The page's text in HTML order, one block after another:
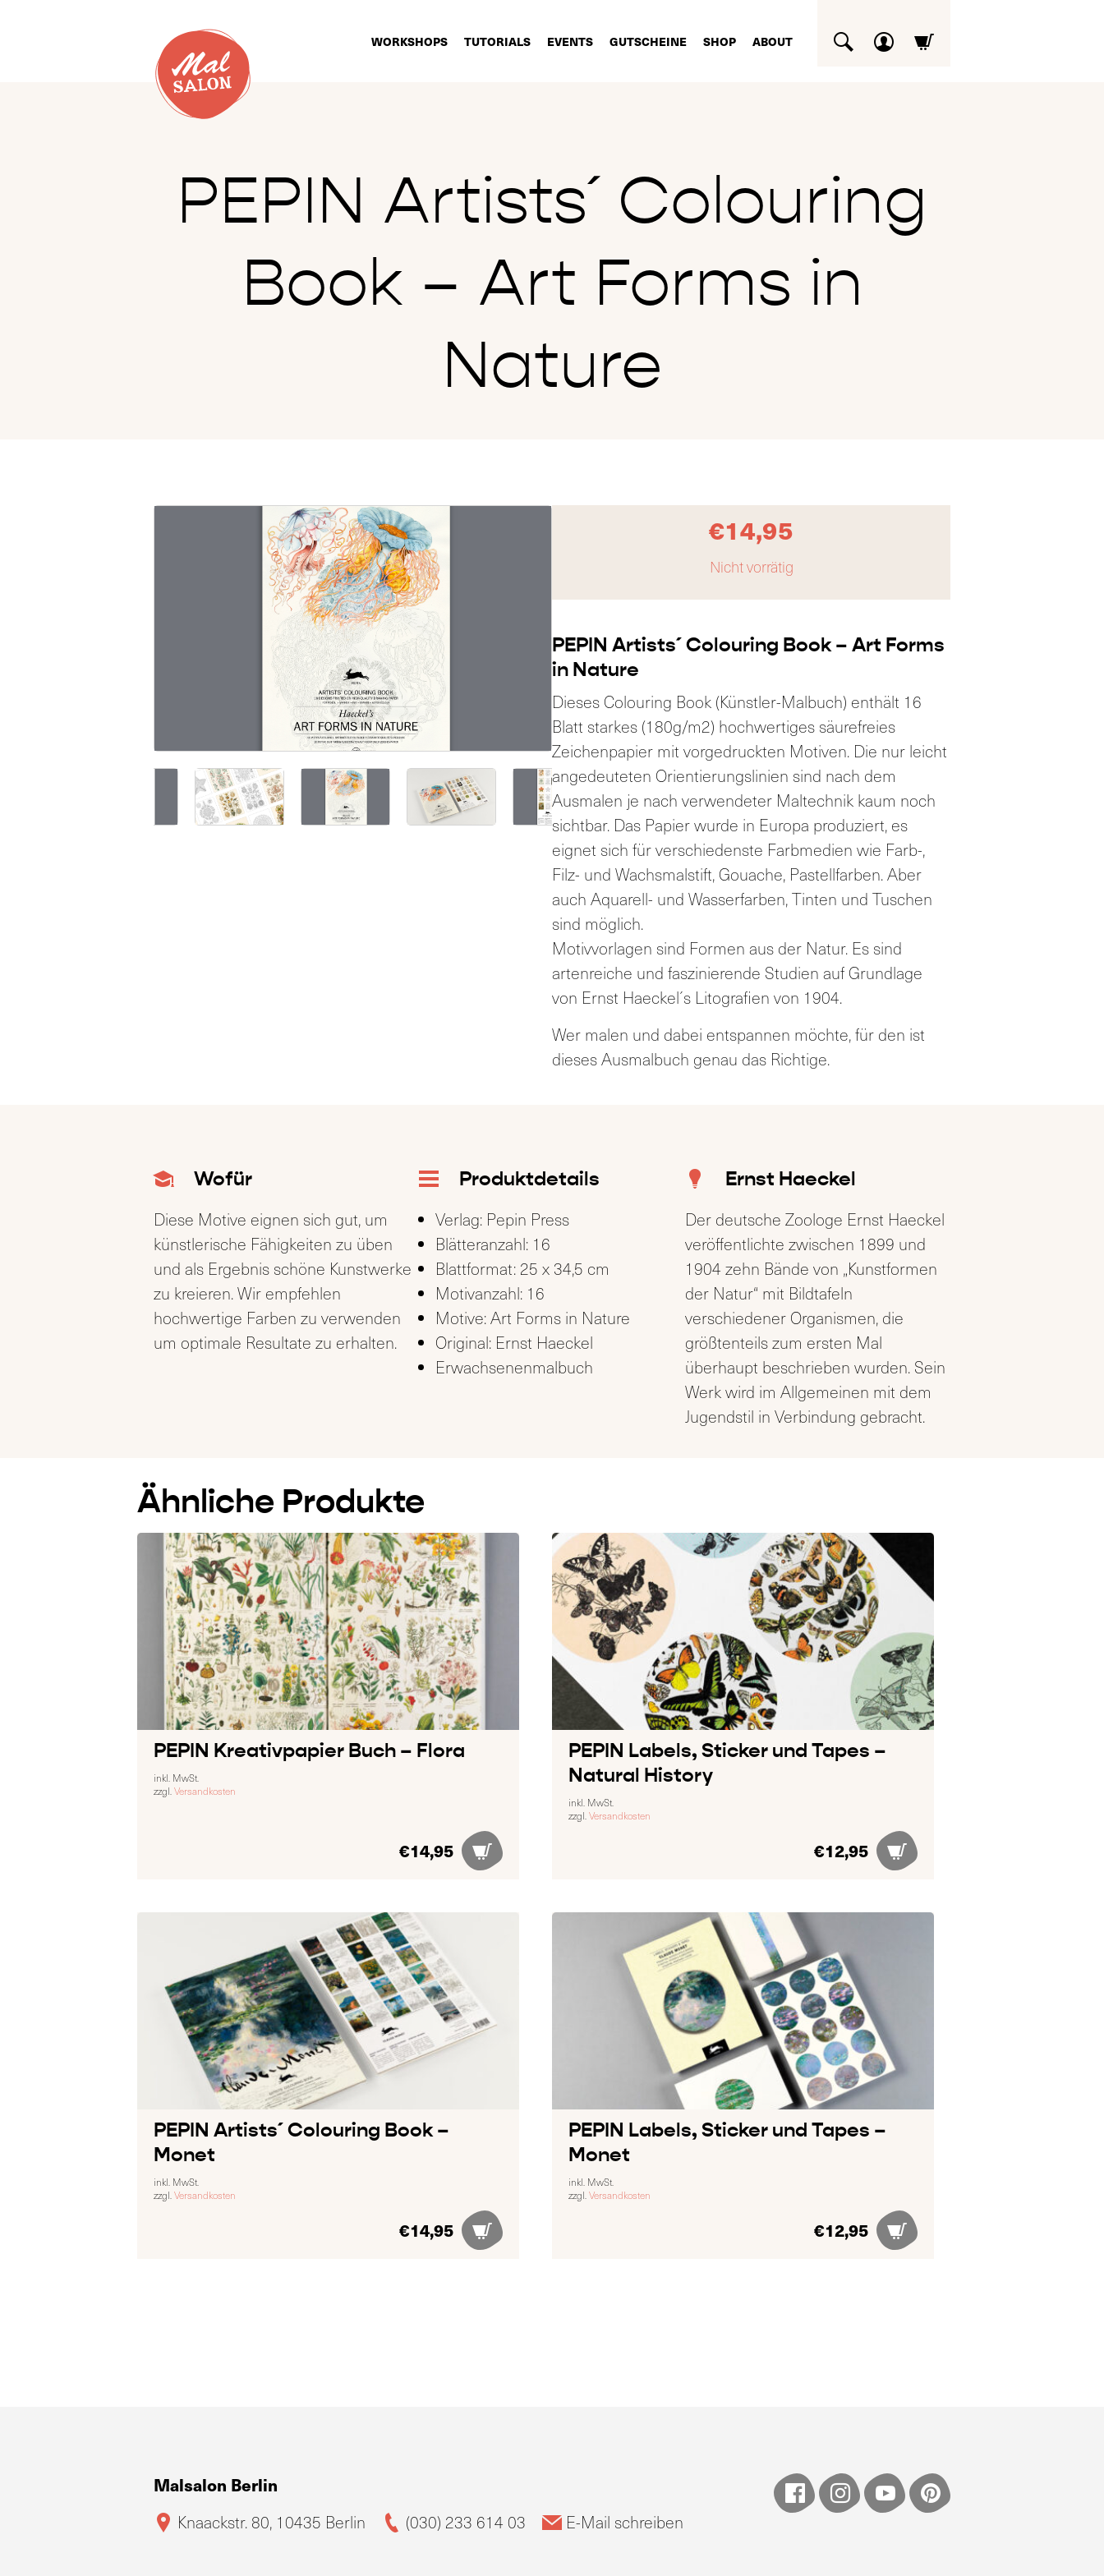
WORKSHOPS TUTORIALS EVENTS GUTSCHEINE SHOP ABOUT
PEPIN Artists´ Colouring
Book – Art Forms in
Nature
€14,95
Nicht vorrätig
PEPIN Artists´ Colouring Book – Art Forms
in Nature
Dieses Colouring Book (Künstler-Malbuch) enthält 16
Blatt starkes (180g/m2) hochwertiges säurefreies
Zeichenpapier mit vorgedruckten Motiven. Die nur leicht
angedeuteten Orientierungslinien sind nach dem
Ausmalen je nach verwendeter Maltechnik kaum noch
sichtbar. Das Papier wurde in Europa produziert, es
eignet sich für verschiedenste Farbmedien wie Farb-,
Filz- und Wachsmalstift, Gouache, Pastellfarben. Aber
auch Aquarell- und Wasserfarben, Tinten und Tuschen
sind möglich.
Motivvorlagen sind Formen aus der Natur. Es sind
artenreiche und faszinierende Studien auf Grundlage
von Ernst Haeckel´s Litografien von 1904.
Wer malen und dabei entspannen möchte, für den ist
dieses Ausmalbuch genau das Richtige.
Wofür
Diese Motive eignen sich gut, um
künstlerische Fähigkeiten zu üben
und als Ergebnis schöne Kunstwerke
zu kreieren. Wir empfehlen
hochwertige Farben zu verwenden
um optimale Resultate zu erhalten.
Produktdetails
Verlag: Pepin Press
Blätteranzahl: 16
Blattformat: 25 x 34,5 cm
Motivanzahl: 16
Motive: Art Forms in Nature
Original: Ernst Haeckel
Erwachsenenmalbuch
Ernst Haeckel
Der deutsche Zoologe Ernst Haeckel
veröffentlichte zwischen 1899 und
1904 zehn Bände von „Kunstformen
der Natur“ mit Bildtafeln
verschiedener Organismen, die
größtenteils zum ersten Mal
überhaupt beschrieben wurden. Sein
Werk wird im Allgemeinen mit dem
Jugendstil in Verbindung gebracht.
Ähnliche Produkte
PEPIN Kreativpapier Buch – Flora
€14,95
inkl. MwSt.
zzgl. Versandkosten
PEPIN Labels, Sticker und Tapes –
Natural History
€12,95
inkl. MwSt.
zzgl. Versandkosten
PEPIN Artists´ Colouring Book –
Monet
€14,95
inkl. MwSt.
zzgl. Versandkosten
PEPIN Labels, Sticker und Tapes –
Monet
€12,95
inkl. MwSt.
zzgl. Versandkosten
Malsalon Berlin
Knaackstr. 80, 10435 Berlin (030) 233 614 03 E-Mail schreiben